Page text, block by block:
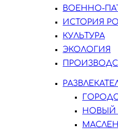
ВОЕННО-
ИСТОРИЯ
КУЛЬТУРА
ЭКОЛОГИЯ
НОВЫЙ